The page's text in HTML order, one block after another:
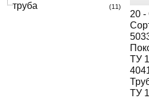
труба
(11)
20 -
ТУ
ТУ